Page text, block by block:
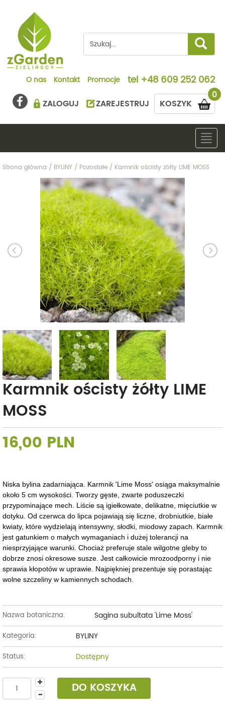
O nas Kontakt Promocje tel +48 609 252 062
0
KOSZYK
ZALOGUJ ZAREJESTRUJ
Strona główna / BYLINY / Pozostałe / Karmnik ościsty żółty LIME MOSS
Karmnik ościsty żółty LIME
MOSS
16,00 PLN
Niska bylina zadarniająca. Karmnik 'Lime Moss' osiąga maksymalnie
około 5 cm wysokości. Tworzy gęste, zwarte poduszeczki
przypominające mech. Liście są igiełkowate, delikatne, mięciutkie w
dotyku. Od czerwca do lipca pojawiają się liczne, drobniutkie, białe
kwiaty, które wydzielają intensywny, słodki, miodowy zapach. Karmnik
jest gatunkiem o małych wymaganiach i dużej tolerancji na
niesprzyjające warunki. Chociaż preferuje stale wilgotne gleby to
dobrze znosi okresowe susze. Jest całkowicie mrozoodporny i nie
sprawia kłopotów w uprawie. Najpiękniej prezentuje się porastając
wolne szczeliny w kamiennych schodach.
Nazwa botaniczna: Sagina subultata 'Lime Moss'
Kategoria: BYLINY
Status: Dostępny
DO KOSZYKA